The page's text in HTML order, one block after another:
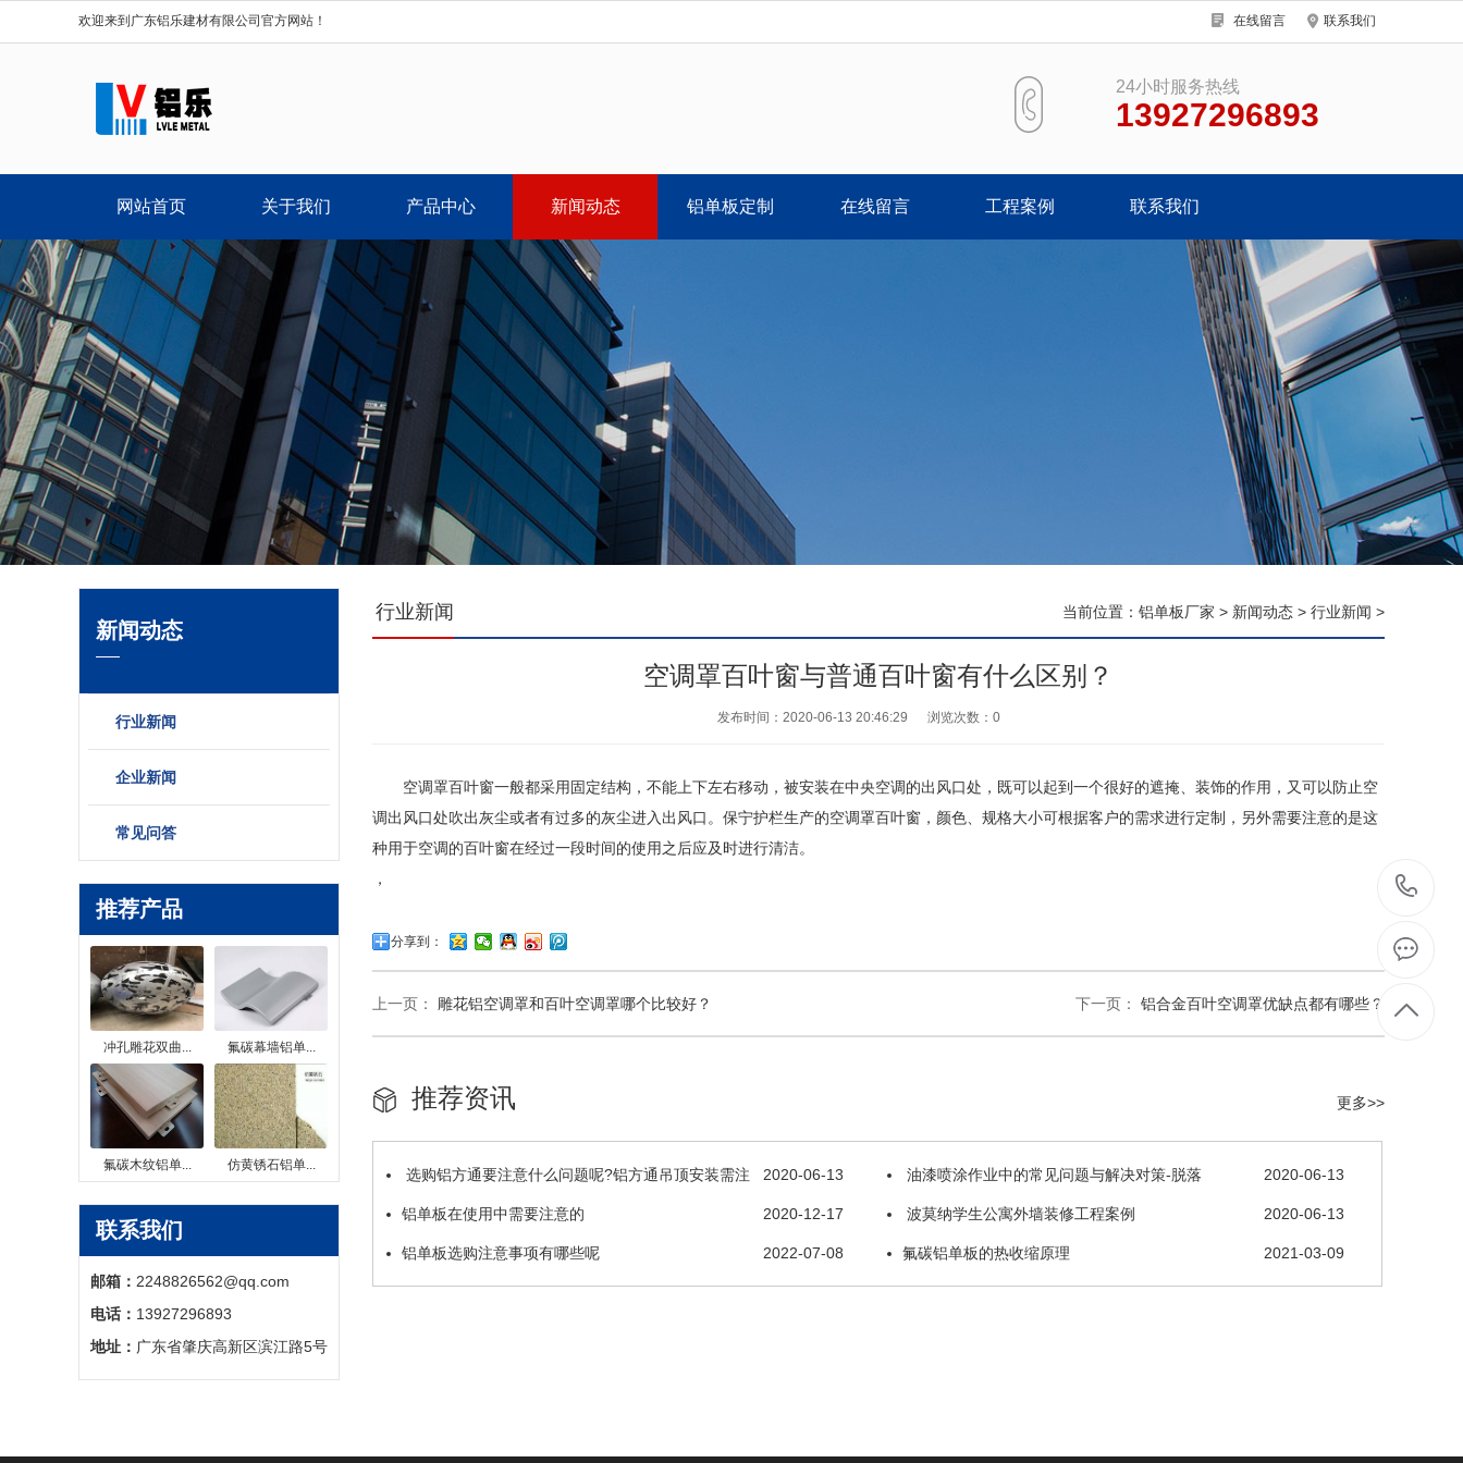
欢迎来到广东铝乐建材有限公司官方网站！ 在线留言 联系我们
24小时服务热线
13927296893
网站首页 关于我们 产品中心 新闻动态 铝单板定制 在线留言 工程案例 联系我们
新闻动态
行业新闻
企业新闻
常见问答
推荐产品
冲孔雕花双曲... 氟碳幕墙铝单...
氟碳木纹铝单... 仿黄锈石铝单...
联系我们
邮箱： 2248826562@qq.com
电话： 13927296893
地址： 广东省肇庆高新区滨江路5号
当前位置： 铝单板厂家 > 新闻动态 > 行业新闻 >
行业新闻
空调罩百叶窗与普通百叶窗有什么区别？
发布时间：2020-06-13 20:46:29 浏览次数： 0
空调罩百叶窗一般都采用固定结构，不能上下左右移动，被安装在中央空调的出风口处，既可以起到一个很好的遮掩、装饰的作用，又可以防止空
调出风口处吹出灰尘或者有过多的灰尘进入出风口。保宁护栏生产的空调罩百叶窗，颜色、规格大小可根据客户的需求进行定制，另外需要注意的是这
种用于空调的百叶窗在经过一段时间的使用之后应及时进行清洁。
，
分享到：
上一页： 雕花铝空调罩和百叶空调罩哪个比较好？ 下一页： 铝合金百叶空调罩优缺点都有哪些？
更多>>
推荐资讯
2020-06-13
选购铝方通要注意什么问题呢?铝方通吊顶安装需注
意的几个方面
2020-06-13
油漆喷涂作业中的常见问题与解决对策-脱落
2020-12-17
铝单板在使用中需要注意的 2020-06-13
波莫纳学生公寓外墙装修工程案例
2022-07-08
铝单板选购注意事项有哪些呢 2021-03-09
氟碳铝单板的热收缩原理